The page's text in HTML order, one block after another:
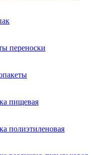
переноски
пищевая
полиэтиленовая